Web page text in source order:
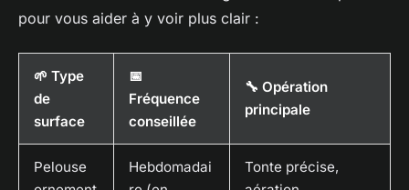
pour vous aider à y voir plus clair :
🌱 Type
de
surface
📅
Fréquence
conseillée
🔧 Opération
principale
Pelouse
Hebdomadai
Tonte précise,